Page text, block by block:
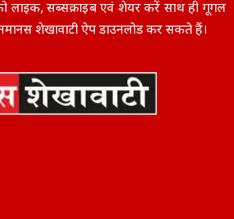
सब्सक्राइब एवं शेयर करें साथ ही गूगल
शेखावाटी ऐप डाउनलोड कर सकते हैं।